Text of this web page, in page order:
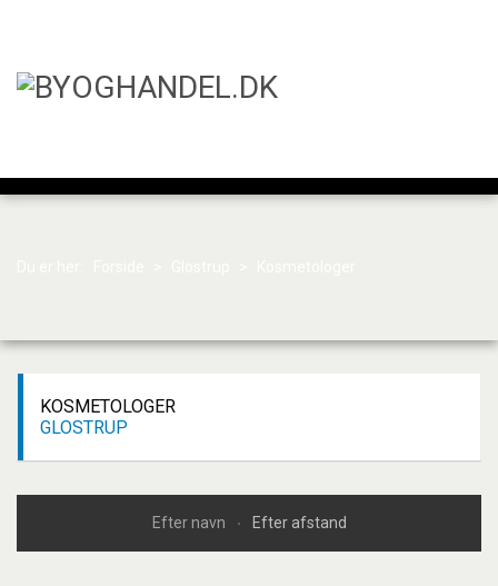
KOSMETOLOGER
GLOSTRUP
Efter navn Efter afstand